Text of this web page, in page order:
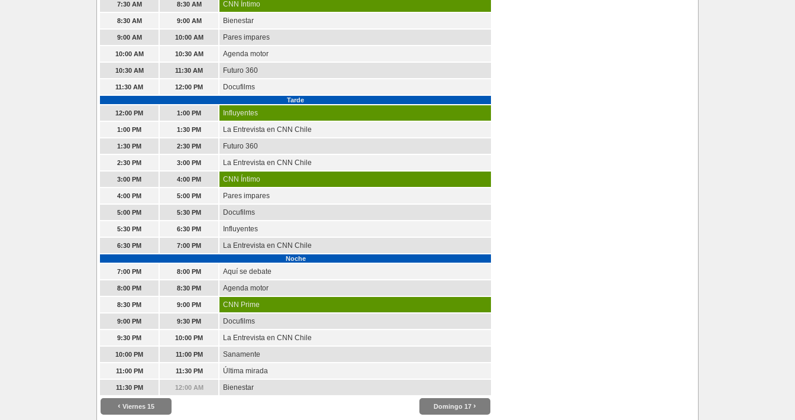
7:30 AM 8:30 AM CNN Íntimo
8:30 AM 9:00 AM Bienestar
9:00 AM 10:00 AM Pares impares
10:00 AM 10:30 AM Agenda motor
10:30 AM 11:30 AM Futuro 360
11:30 AM 12:00 PM Docufilms
Tarde
12:00 PM
1:00 PM Influyentes
1:00 PM 1:30 PM La Entrevista en CNN Chile
1:30 PM 2:30 PM Futuro 360
2:30 PM 3:00 PM La Entrevista en CNN Chile
3:00 PM 4:00 PM CNN Íntimo
4:00 PM 5:00 PM Pares impares
5:00 PM 5:30 PM Docufilms
5:30 PM 6:30 PM Influyentes
6:30 PM 7:00 PM La Entrevista en CNN Chile
Noche
7:00 PM
8:00 PM Aquí se debate
8:00 PM 8:30 PM Agenda motor
8:30 PM 9:00 PM CNN Prime
9:00 PM 9:30 PM Docufilms
9:30 PM 10:00 PM La Entrevista en CNN Chile
10:00 PM 11:00 PM Sanamente
11:00 PM 11:30 PM Última mirada
11:30 PM 12:00 AM Bienestar
‹ Viernes 15 Domingo 17 ›